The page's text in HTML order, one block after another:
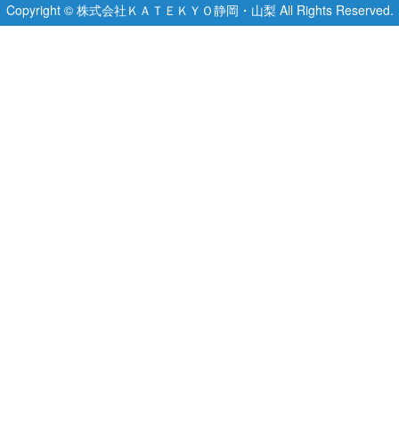
Copyright © 株式会社ＫＡＴＥＫＹＯ静岡・山梨 All Rights Reserved.